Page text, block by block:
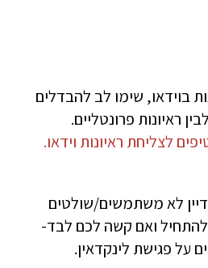
בוידאו, שימו לב להבדלים
ראיונות פרונטליים.
לצליחת ראיונות וידאו.
לא משתמשים/שולטים
להתחיל ואם קשה לכם לבד-
על פגישת לינקדאין.